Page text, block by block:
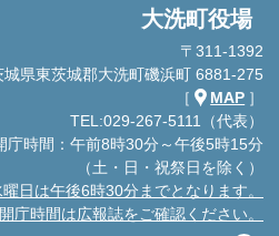
大洗町役場
〒311-1392
城県東茨城郡大洗町磯浜町 6881-275
［
MAP ］
TEL:029-267-5111（代表）
庁時間：午前8時30分～午後5時15分
（土・日・祝祭日を除く）
日は午後6時30分までとなります。
庁時間は広報誌をご確認ください。